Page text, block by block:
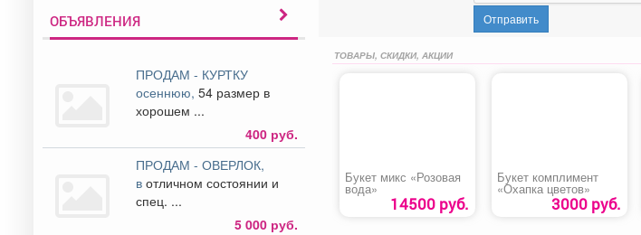
ОБЪЯВЛЕНИЯ
ПРОДАМ - КУРТКУ
осеннюю,54 размер в
хорошем ...
400 руб.
ПРОДАМ - ОВЕРЛОК,
вотличном состоянии и
спец. ...
5 000 руб.
Отправить
ТОВАРЫ, СКИДКИ, АКЦИИ
Букет микс «Розовая
вода»
14500 руб.
Букет комплимент
«Охапка цветов»
3000 руб.